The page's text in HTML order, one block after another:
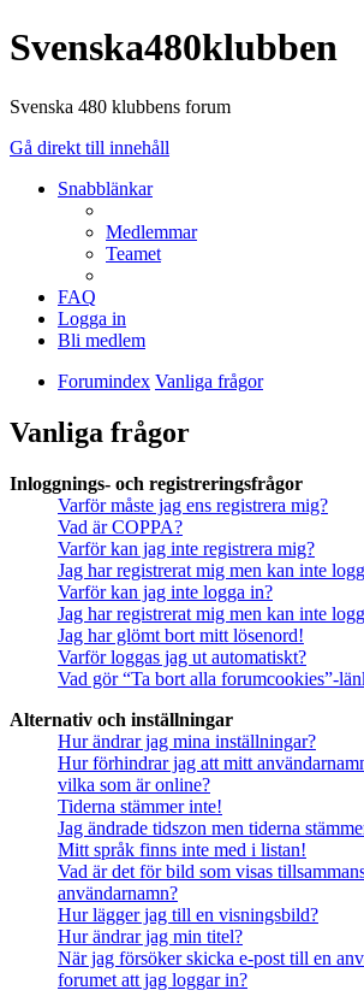
Svenska480klubben
Svenska 480 klubbens forum
Gå direkt till innehåll
Snabblänkar
Medlemmar
Teamet
FAQ
Logga in
Bli medlem
Forumindex Vanliga frågor
Vanliga frågor
Inloggnings- och registreringsfrågor
Varför måste jag ens registrera mig?
Vad är COPPA?
Varför kan jag inte registrera mig?
Jag har registrerat mig men kan inte
Varför kan jag inte logga in?
Jag har registrerat mig men kan inte
Jag har glömt bort mitt lösenord!
Varför loggas jag ut automatiskt?
Vad gör “Ta bort alla forumcookies”-
Alternativ och inställningar
Hur ändrar jag mina inställningar?
Hur förhindrar jag att mitt
vilka som är online?
Tiderna stämmer inte!
Jag ändrade tidszon men tiderna
Mitt språk finns inte med i listan!
Vad är det för bild som visas
användarnamn?
Hur lägger jag till en visningsbild?
Hur ändrar jag min titel?
När jag försöker skicka e-post till en
forumet att jag loggar in?